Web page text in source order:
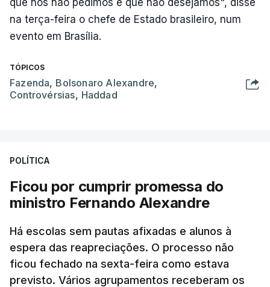
na terça-feira o chefe de Estado brasileiro, num
evento em Brasília.
TÓPICOS
Fazenda, Bolsonaro Alexandre,
Controvérsias, Haddad
POLÍTICA
Ficou por cumprir promessa do
ministro Fernando Alexandre
Há escolas sem pautas afixadas e alunos à
espera das reapreciações. O processo não
ficou fechado na sexta-feira como estava
previsto. Vários agrupamentos receberam os